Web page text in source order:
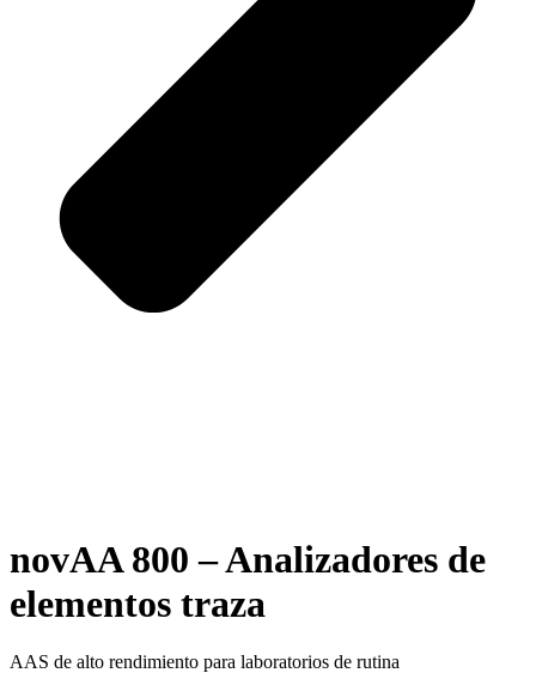
novAA 800 – Analizadores de
elementos traza
AAS de alto rendimiento para laboratorios de rutina